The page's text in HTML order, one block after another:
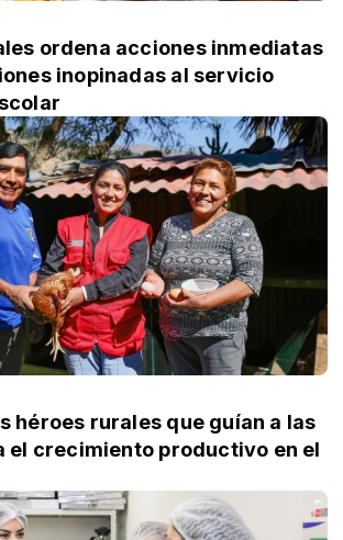
ordena acciones inmediatas
inopinadas al servicio
héroes rurales que guían a las
el crecimiento productivo en el